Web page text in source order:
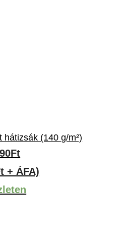
hátizsák (140 g/m²)
Ft
+ ÁFA)